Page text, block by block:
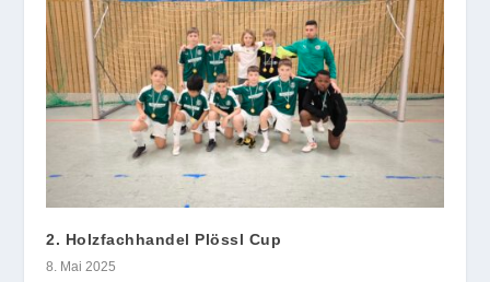
2. Holzfachhandel Plössl Cup
8. Mai 2025